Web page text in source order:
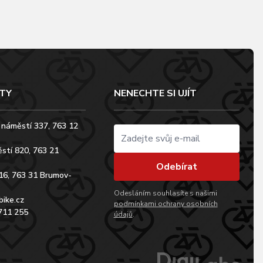
337, 763 12
820, 763 21
763 31 Brumov-
255
NENECHTE SI UJÍT
Odebírat
Odesláním souhlasíte s našimi
podmínkami ochrany osobních
údajů.